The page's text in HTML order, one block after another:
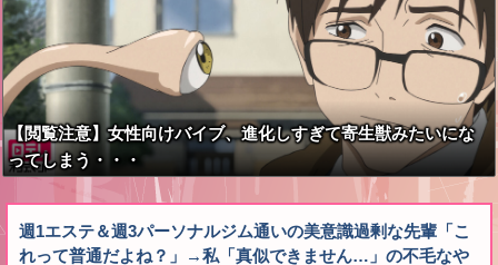
【閲覧注意】女性向けバイブ、進化しすぎて寄生獣みたいにな
ってしまう・・・
週1エステ＆週3パーソナルジム通いの美意識過剰な先輩「こ
れって普通だよね？」→私「真似できません…」の不毛なや